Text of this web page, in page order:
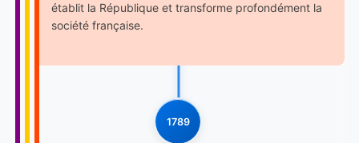
établit la République et transforme profondément la
société française.
1789